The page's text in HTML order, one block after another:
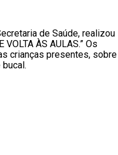
de Saúde, realizou
VOLTA ÀS AULAS.” Os
crianças presentes, sobre